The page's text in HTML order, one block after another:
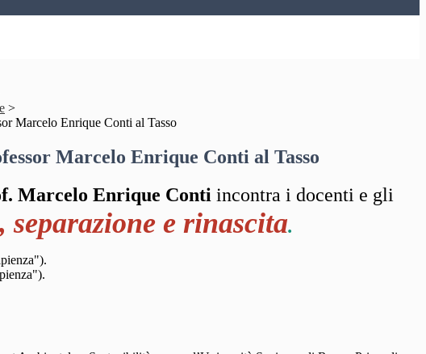
>
Marcelo Enrique Conti al Tasso
Marcelo Enrique Conti al Tasso
Marcelo Enrique Conti incontra i docenti e gli
separazione e rinascita.